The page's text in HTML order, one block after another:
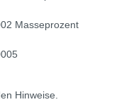
Masseprozent
Hinweise.